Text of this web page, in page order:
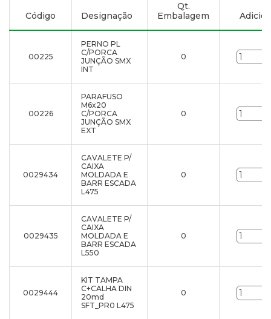
Código Designação
Qt.
Embalagem
00225
PERNO PL
C/PORCA
JUNÇÃO SMX
INT
0
00226
PARAFUSO
M6x20
C/PORCA
JUNÇÃO SMX
EXT
0
0029434
CAVALETE P/
CAIXA
MOLDADA E
BARR ESCADA
L475
0
0029435
CAVALETE P/
CAIXA
MOLDADA E
BARR ESCADA
L550
0
0029444
KIT TAMPA
C+CALHA DIN
20md
SFT_PR0 L475
0